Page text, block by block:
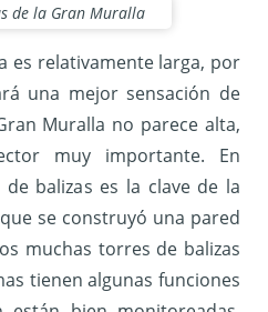
de la Gran Muralla
es relativamente larga, por
una mejor sensación de
Muralla no parece alta,
muy importante. En
balizas es la clave de la
se construyó una pared
muchas torres de balizas
tienen algunas funciones